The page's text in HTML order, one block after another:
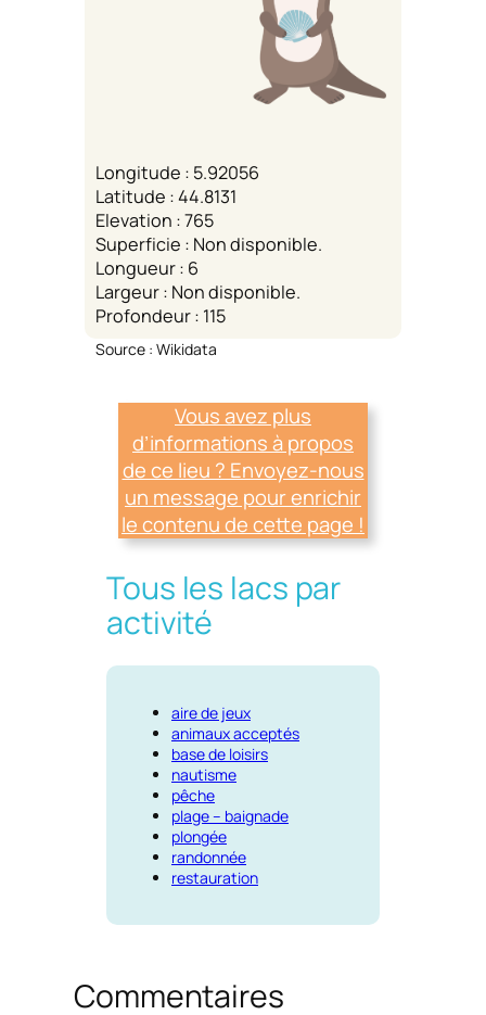
Longitude : 5.92056
Latitude : 44.8131
Elevation : 765
Superficie : Non disponible.
Longueur : 6
Largeur : Non disponible.
Profondeur : 115
Source : Wikidata
Vous avez plus
d’informations à propos
de ce lieu ? Envoyez-nous
un message pour enrichir
le contenu de cette page !
Tous les lacs par
activité
aire de jeux
animaux acceptés
base de loisirs
nautisme
pêche
plage – baignade
plongée
randonnée
restauration
Commentaires